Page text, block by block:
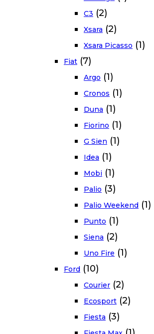
C3 (2)
Xsara (2)
Xsara Picasso (1)
Fiat (7)
Argo (1)
Cronos (1)
Duna (1)
Fiorino (1)
G Sien (1)
Idea (1)
Mobi (1)
Palio (3)
Palio Weekend (1)
Punto (1)
Siena (2)
Uno Fire (1)
Ford (10)
Courier (2)
Ecosport (2)
Fiesta (3)